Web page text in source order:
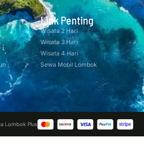
Link Penting
Wisata 2 Hari
Wisata 3 Hari
Wisata 4 Hari
Sewa Mobil Lombok
Lombok Plus